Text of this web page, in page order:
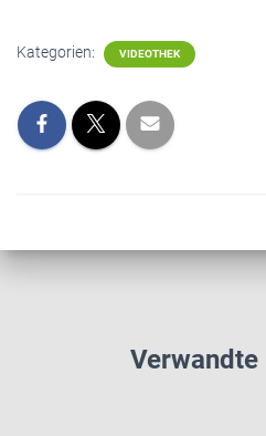
Kategorien: VIDEOTHEK
Verwandte